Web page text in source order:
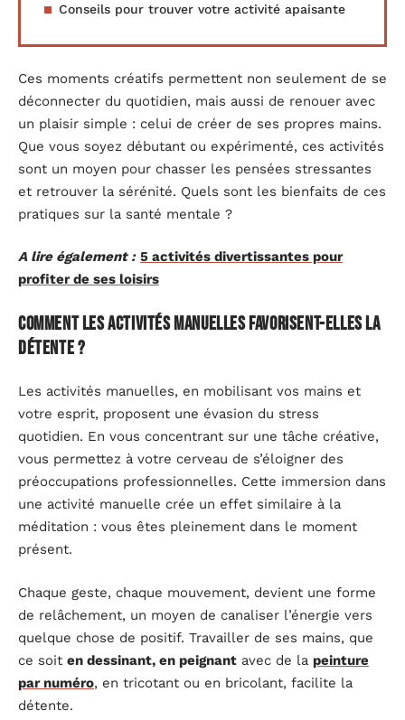
Conseils pour trouver votre activité apaisante
Ces moments créatifs permettent non seulement de se
déconnecter du quotidien, mais aussi de renouer avec
un plaisir simple : celui de créer de ses propres mains.
Que vous soyez débutant ou expérimenté, ces activités
sont un moyen pour chasser les pensées stressantes
et retrouver la sérénité. Quels sont les bienfaits de ces
pratiques sur la santé mentale ?
A lire également : 5 activités divertissantes pour
profiter de ses loisirs
Comment les activités manuelles favorisent-elles la
détente ?
Les activités manuelles, en mobilisant vos mains et
votre esprit, proposent une évasion du stress
quotidien. En vous concentrant sur une tâche créative,
vous permettez à votre cerveau de s’éloigner des
préoccupations professionnelles. Cette immersion dans
une activité manuelle crée un effet similaire à la
méditation : vous êtes pleinement dans le moment
présent.
Chaque geste, chaque mouvement, devient une forme
de relâchement, un moyen de canaliser l’énergie vers
quelque chose de positif. Travailler de ses mains, que
ce soit en dessinant, en peignant avec de la peinture
par numéro, en tricotant ou en bricolant, facilite la
détente.